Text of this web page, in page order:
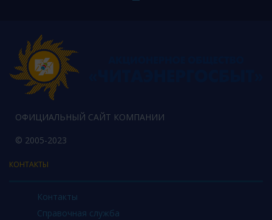
ОФИЦИАЛЬНЫЙ САЙТ КОМПАНИИ
© 2005-2023
КОНТАКТЫ
Контакты
Справочная служба